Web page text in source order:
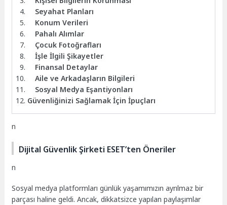
Seyahat Planları
Konum Verileri
Pahalı Alımlar
Çocuk Fotoğrafları
İşle İlgili Şikayetler
Finansal Detaylar
Aile ve Arkadaşların Bilgileri
Sosyal Medya Eşantiyonları
Güvenliğinizi Sağlamak İçin İpuçları
n
Dijital Güvenlik Şirketi ESET’ten Öneriler
n
Sosyal medya platformları günlük yaşamımızın ayrılmaz bir
parçası haline geldi. Ancak, dikkatsizce yapılan paylaşımlar